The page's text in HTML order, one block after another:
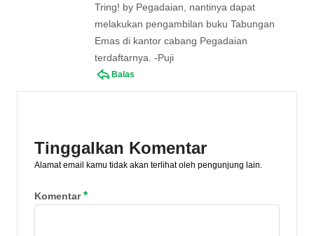
Tring! by Pegadaian, nantinya dapat
melakukan pengambilan buku Tabungan
Emas di kantor cabang Pegadaian
terdaftarnya. -Puji
Balas
Tinggalkan Komentar
Alamat email kamu tidak akan terlihat oleh pengunjung lain.
Komentar*